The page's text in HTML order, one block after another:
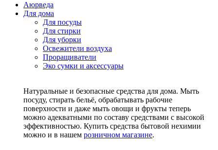
Аюрведа
Для дома
Для посуды
Для стирки
Для уборки
Освежители воздуха
Проращиватели
Эко сумки и аксессуары
Натуральные и безопасные средства для дома. Мыть
посуду, стирать бельё, обрабатывать рабочие
поверхности и даже мыть овощи и фрукты теперь
можно адекватными по составу средствами с высокой
эффективностью. Купить средства бытовой нехимии
можно и в нашем розничном магазине.